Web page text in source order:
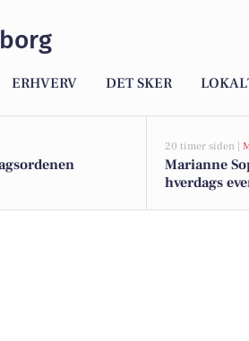
ERHVERV DET SKER
20 timer siden |
Marianne
hverdags